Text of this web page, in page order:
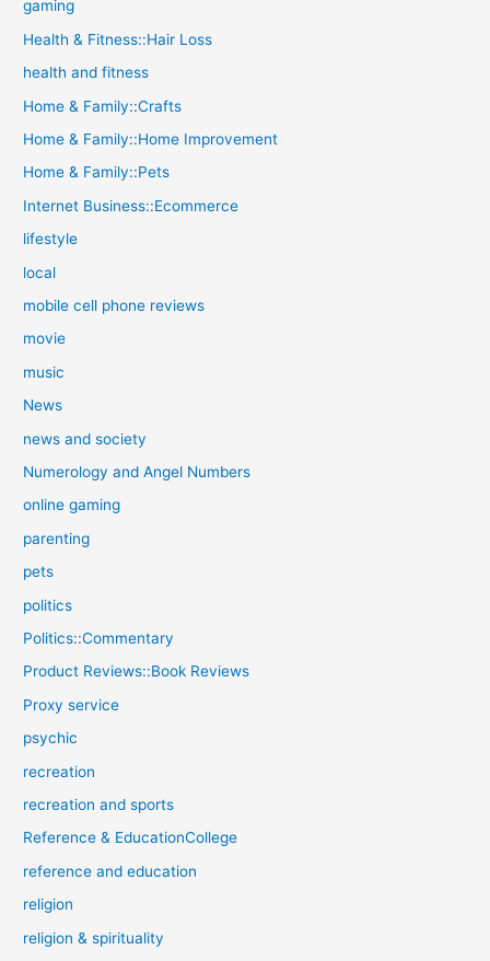
gaming
Health & Fitness::Hair Loss
health and fitness
Home & Family::Crafts
Home & Family::Home Improvement
Home & Family::Pets
Internet Business::Ecommerce
lifestyle
local
mobile cell phone reviews
movie
music
News
news and society
Numerology and Angel Numbers
online gaming
parenting
pets
politics
Politics::Commentary
Product Reviews::Book Reviews
Proxy service
psychic
recreation
recreation and sports
Reference & EducationCollege
reference and education
religion
religion & spirituality